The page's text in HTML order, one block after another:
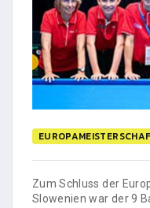
Zum Schluss der
Slowenien war der 9